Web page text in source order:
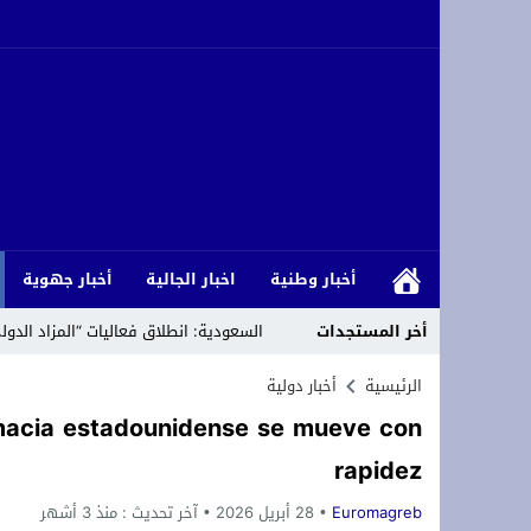
أخبار وطنية اخبار الجالية أخبار جهوية
أخر المستجدات
السعودية: انطلاق فعاليات “المزاد الدولي
استبعاد إدريس شتيوي منصة مهرجان
رئاسة حزب التجديد والتقدم تعلن
الرئيسية أخبار دولية
estadounidense se mueve con
rapidez
Euromagreb 28 أبريل 2026 آخر تحديث : منذ 3 أشهر